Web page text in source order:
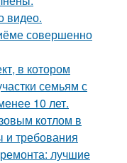
видео.
совершенно
в котором
семьям с
10 лет.
котлом в
требования
лучшие